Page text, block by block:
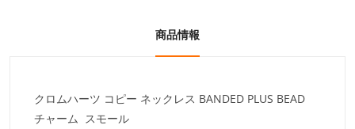
商品情報
クロムハーツ コピー ネックレス BANDED PLUS BEAD
チャーム スモール